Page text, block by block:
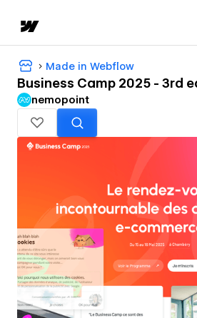
Made in Webflow
Business Camp 2025 - 3rd
nemopoint